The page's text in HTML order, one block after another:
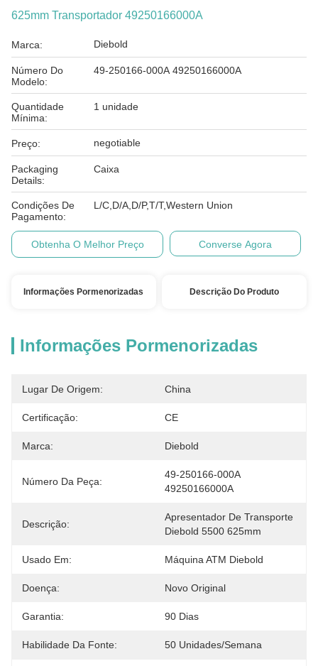
625mm Transportador 49250166000A
Marca: Diebold
Número Do
Modelo:
49-250166-000A 49250166000A
Quantidade
Mínima:
1 unidade
Preço: negotiable
Packaging
Details:
Caixa
Condições De
Pagamento:
L/C,D/A,D/P,T/T,Western Union
Obtenha O Melhor Preço Converse Agora
Informações Pormenorizadas Descrição Do Produto
Informações Pormenorizadas
Lugar De Origem: China
Certificação: CE
Marca: Diebold
Número Da Peça:
49-250166-000A
49250166000A
Descrição:
Apresentador De Transporte
Diebold 5500 625mm
Usado Em: Máquina ATM Diebold
Doença: Novo Original
Garantia: 90 Dias
Habilidade Da Fonte: 50 Unidades/semana